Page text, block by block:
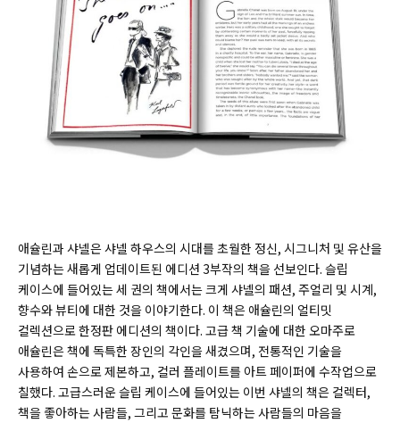
애슐린과 샤넬은 샤넬 하우스의 시대를 초월한 정신, 시그니처 및 유산을
기념하는 새롭게 업데이트된 에디션 3부작의 책을 선보인다. 슬립
케이스에 들어있는 세 권의 책에서는 크게 샤넬의 패션, 주얼리 및 시계,
향수와 뷰티에 대한 것을 이야기한다. 이 책은 애슐린의 얼티밋
컬렉션으로 한정판 에디션의 책이다. 고급 책 기술에 대한 오마주로
애슐린은 책에 독특한 장인의 각인을 새겼으며, 전통적인 기술을
사용하여 손으로 제본하고, 컬러 플레이트를 아트 페이퍼에 수작업으로
칠했다. 고급스러운 슬립 케이스에 들어있는 이번 샤넬의 책은 컬렉터,
책을 좋아하는 사람들, 그리고 문화를 탐닉하는 사람들의 마음을